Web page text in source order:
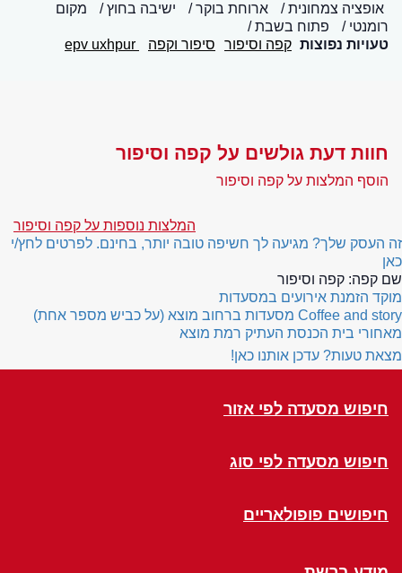
אופציה צמחונית
ארוחת בוקר ישיבה בחוץ
מקום
רומנטי
פתוח בשבת
טעויות נפוצות קפה וסיפור סיפור וקפה
חוות דעת גולשים על קפה וסיפור
הוסף המלצות על קפה וסיפור
המלצות נוספות על קפה וסיפור
זה העסק שלך? מגיעה לך חשיפה טובה יותר, בחינם. לפרטים לחץ/י
כאן
שם קפה: קפה וסיפור
מוקד הזמנת אירועים במסעדות
Coffee and story מסעדות ברחוב מוצא (על כביש מספר אחת)
מאחורי בית הכנסת העתיק רמת מוצא
מצאת טעות? עדכן אותנו כאן!
חיפוש מסעדה לפי אזור
חיפוש מסעדה לפי סוג
חיפושים פופולאריים